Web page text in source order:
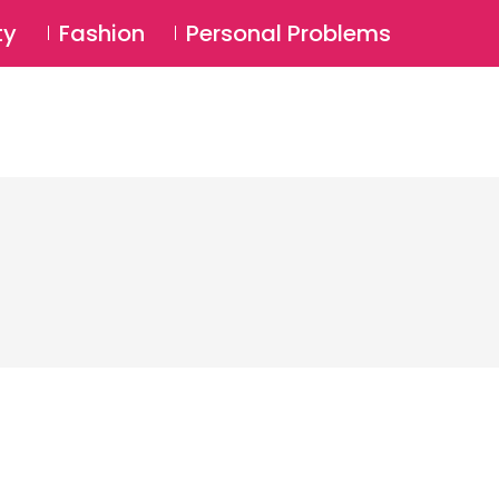
Login ⚲
Fashion Personal Problems